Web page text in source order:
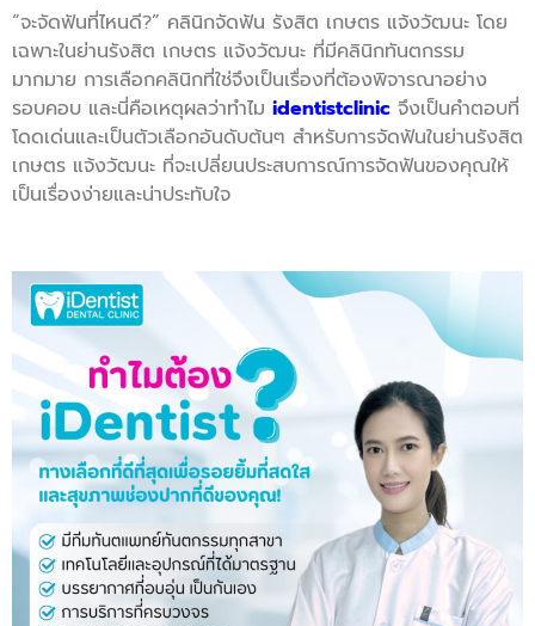
“จะจัดฟันที่ไหนดี?” คลินิกจัดฟัน รังสิต เกษตร แจ้งวัฒนะ โดย
เฉพาะในย่านรังสิต เกษตร แจ้งวัฒนะ ที่มีคลินิกทันตกรรม
มากมาย การเลือกคลินิกที่ใช่จึงเป็นเรื่องที่ต้องพิจารณาอย่าง
รอบคอบ และนี่คือเหตุผลว่าทำไม identistclinic จึงเป็นคำตอบที่
โดดเด่นและเป็นตัวเลือกอันดับต้นๆ สำหรับการจัดฟันในย่านรังสิต
เกษตร แจ้งวัฒนะ ที่จะเปลี่ยนประสบการณ์การจัดฟันของคุณให้
เป็นเรื่องง่ายและน่าประทับใจ